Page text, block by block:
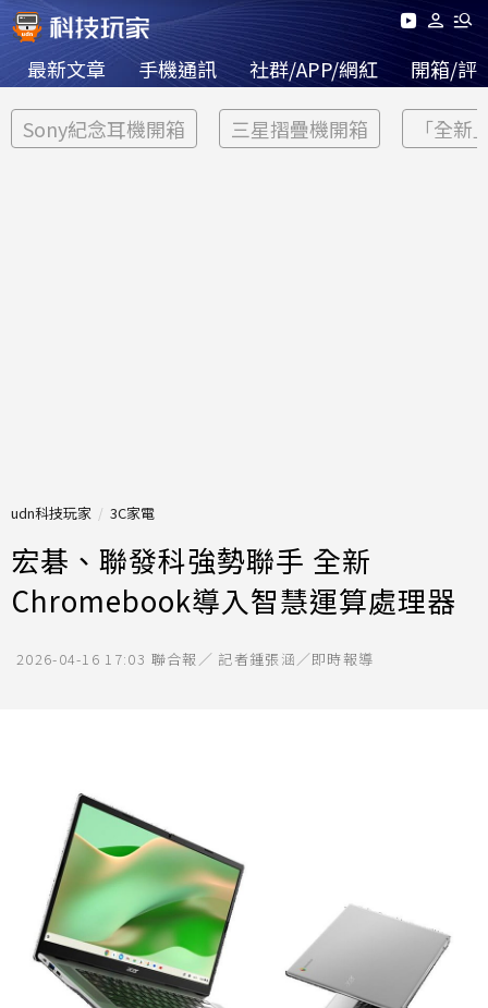
最新文章 手機通訊 社群/APP/網紅 開箱/評
Sony紀念耳機開箱 三星摺疊機開箱 「全新
udn科技玩家 3C家電
宏碁、聯發科強勢聯手 全新
Chromebook導入智慧運算處理器
2026-04-16 17:03 聯合報／ 記者鍾張涵／即時報導